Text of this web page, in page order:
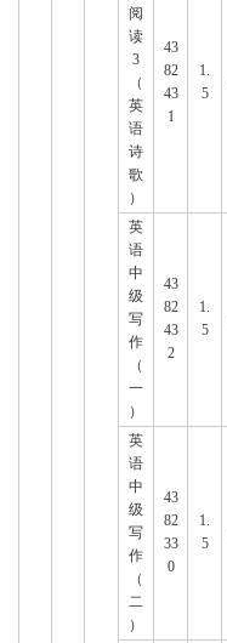
阅
读
3
（
英
语
诗
歌
）
43
82
43
1
1.
5
英
语
中
级
写
作
（
一
）
43
82
43
2
1.
5
英
语
中
级
写
作
（
二
）
43
82
33
0
1.
5